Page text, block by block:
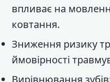
впливає на
ковтання.
Зниження ризику
ймовірності
Вирівнювання